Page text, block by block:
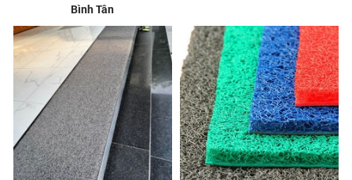
Bình Tân